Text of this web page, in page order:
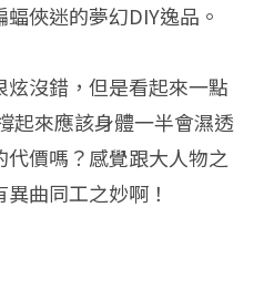
俠迷的夢幻DIY逸品。
沒錯，但是看起來一點
起來應該身體一半會濕透
價嗎？感覺跟大人物之
異曲同工之妙啊！